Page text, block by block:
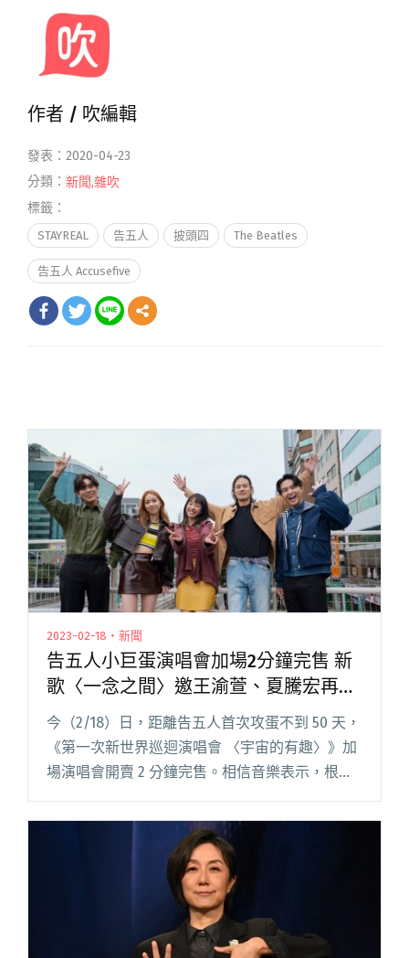
作者 / 吹編輯
發表：2020-04-23
分類： 新聞,雜吹
標籤：
STAYREAL 告五人 披頭四 The Beatles
告五人 Accusefive
2023-02-18・新聞
告五人小巨蛋演唱會加場2分鐘完售 新
歌〈一念之間〉邀王渝萱、夏騰宏再續
前緣
今（2/18）日，距離告五人首次攻蛋不到 50 天，
《第一次新世界巡迴演唱會 〈宇宙的有趣〉》加
場演唱會開賣 2 分鐘完售。相信音樂表示，根據
售票系統後台顯示，4 月 8 日、9 日共 2 場演唱
會啟售當下的同時在線人數皆高達 5 萬人，超閱
讀全文 "告五人小巨蛋演唱會加場2分鐘完售 新歌
〈一念之間〉邀王渝萱、夏騰宏再續前緣"